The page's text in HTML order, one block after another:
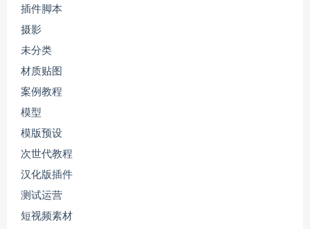
插件脚本
摄影
未分类
材质贴图
案例教程
模型
模版预设
次世代教程
汉化版插件
测试运营
短视频素材